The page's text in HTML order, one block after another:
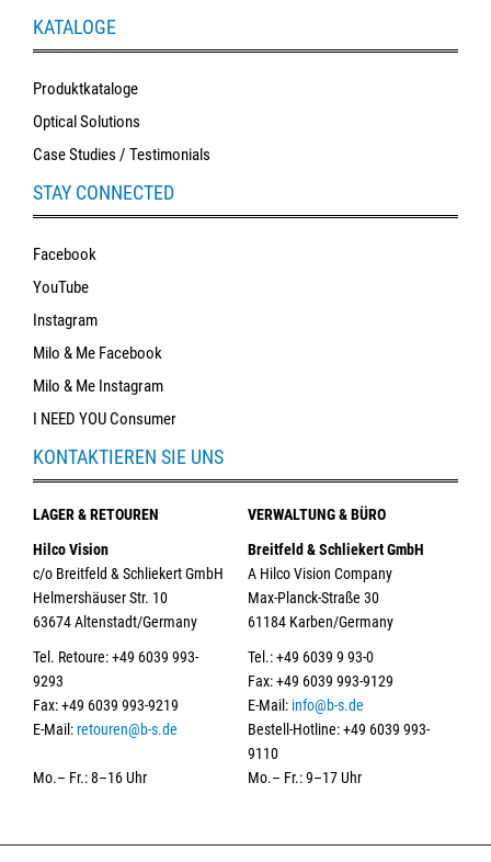
KATALOGE
Produktkataloge
Optical Solutions
Case Studies / Testimonials
STAY CONNECTED
Facebook
YouTube
Instagram
Milo & Me Facebook
Milo & Me Instagram
I NEED YOU Consumer
KONTAKTIEREN SIE UNS
LAGER & RETOUREN
Hilco Vision
c/o Breitfeld & Schliekert GmbH
Helmershäuser Str. 10
63674 Altenstadt/Germany
Tel. Retoure: +49 6039 993-
9293
Fax: +49 6039 993-9219
E-Mail:retouren@b-s.de
Mo.– Fr.: 8–16 Uhr
VERWALTUNG & BÜRO
Breitfeld & Schliekert GmbH
A Hilco Vision Company
Max-Planck-Straße 30
61184 Karben/Germany
Tel.: +49 6039 9 93-0
Fax: +49 6039 993-9129
E-Mail: info@b-s.de
Bestell-Hotline: +49 6039 993-
9110
Mo.– Fr.: 9–17 Uhr